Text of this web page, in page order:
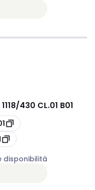
430 CL.01 B01
disponibilità